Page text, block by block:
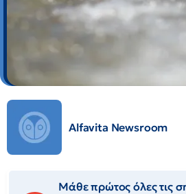
Alfavita Newsroom
Μάθε πρώτος όλες τις